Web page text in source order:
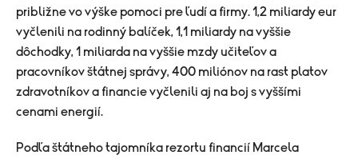
približne vo výške pomoci pre ľudí a firmy. 1,2 miliardy eur
vyčlenili na rodinný balíček, 1,1 miliardy na vyššie
dôchodky, 1 miliarda na vyššie mzdy učiteľov a
pracovníkov štátnej správy, 400 miliónov na rast platov
zdravotníkov a financie vyčlenili aj na boj s vyššími
cenami energií.
Podľa štátneho tajomníka rezortu financií Marcela